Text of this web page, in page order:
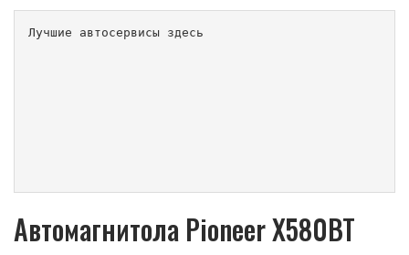
Лучшие автосервисы здесь
Автомагнитола Pioneer X580BT